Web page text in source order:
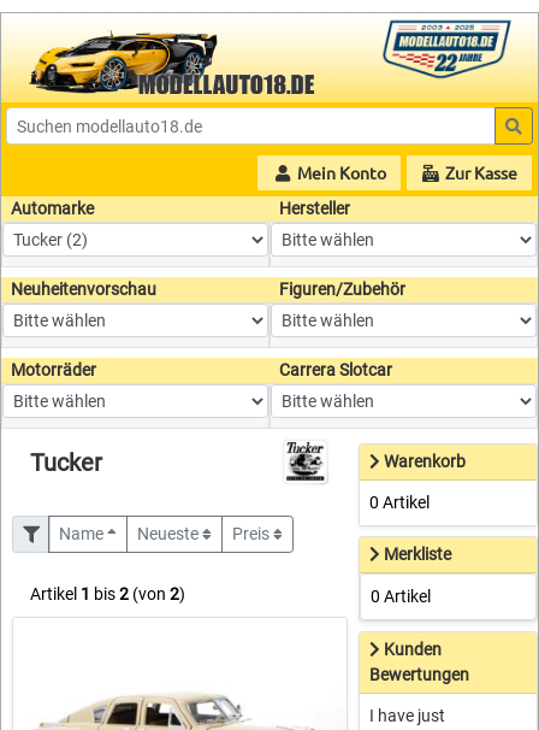
Mein Konto Zur Kasse
Automarke Hersteller
Neuheitenvorschau Figuren/Zubehör
Motorräder Carrera Slotcar
Tucker
Name Neueste Preis
Artikel 1 bis2 (von 2)
Warenkorb
0 Artikel
Merkliste
0 Artikel
Kunden
Bewertungen
I have just